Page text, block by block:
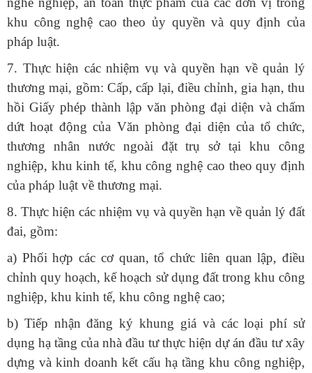
khu công nghệ cao theo ủy quyền và quy định của
pháp luật.
7. Thực hiện các nhiệm vụ và quyền hạn về quản lý
thương mại, gồm: Cấp, cấp lại, điều chỉnh, gia hạn, thu
hồi Giấy phép thành lập văn phòng đại diện và chấm
dứt hoạt động của Văn phòng đại diện của tổ chức,
thương nhân nước ngoài đặt trụ sở tại khu công
nghiệp, khu kinh tế, khu công nghệ cao theo quy định
của pháp luật về thương mại.
8. Thực hiện các nhiệm vụ và quyền hạn về quản lý đất
đai, gồm:
a) Phối hợp các cơ quan, tổ chức liên quan lập, điều
chỉnh quy hoạch, kế hoạch sử dụng đất trong khu công
nghiệp, khu kinh tế, khu công nghệ cao;
b) Tiếp nhận đăng ký khung giá và các loại phí sử
dụng hạ tầng của nhà đầu tư thực hiện dự án đầu tư xây
dựng và kinh doanh kết cấu hạ tầng khu công nghiệp,